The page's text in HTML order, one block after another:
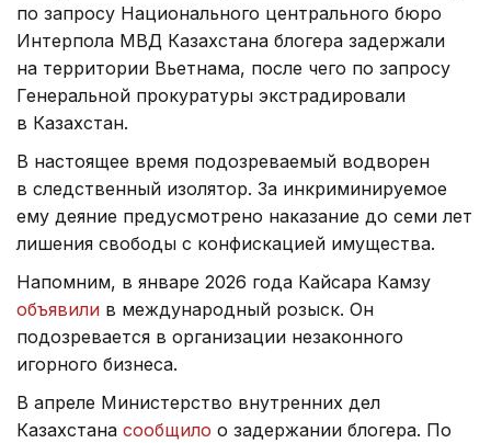
по запросу Национального центрального бюро
Интерпола МВД Казахстана блогера задержали
на территории Вьетнама, после чего по запросу
Генеральной прокуратуры экстрадировали
в Казахстан.
В настоящее время подозреваемый водворен
в следственный изолятор. За инкриминируемое
ему деяние предусмотрено наказание до семи лет
лишения свободы с конфискацией имущества.
Напомним, в январе 2026 года Кайсара Камзу
объявили в международный розыск. Он
подозревается в организации незаконного
игорного бизнеса.
В апреле Министерство внутренних дел
Казахстана сообщило о задержании блогера. По